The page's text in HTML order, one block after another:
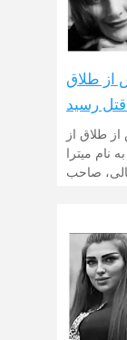
از طلاق
رسید
طلاق از
نام میترا
صاحب